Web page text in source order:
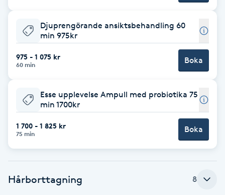
Face framing
Faceliftmassage
Fet hårbotten
Fettreducering
Fillers
Fotmassage
Djuprengörande ansiktsbehandling 60
min 975kr
975 - 1 075 kr
60 min Boka
Esse upplevelse Ampull med probiotika 75
min 1700kr
1 700 - 1 825 kr
75 min Boka
Hårborttagning 8